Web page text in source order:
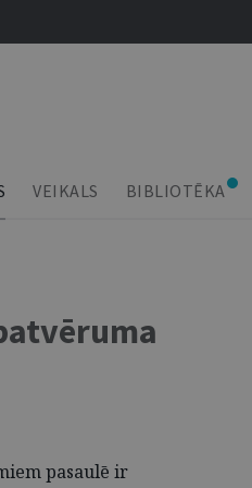
VEIKALS BIBLIOTĒKA
pasaulē ir